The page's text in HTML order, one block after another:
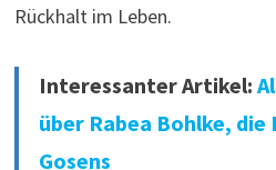
Rückhalt im Leben.
Interessanter Artikel:
über Rabea Bohlke, die
Gosens